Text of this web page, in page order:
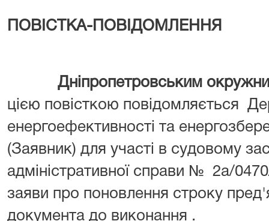
ПОВІСТКА-ПОВІДОМЛЕННЯ
Дніпропетровським окружним
цією повісткою повідомляється
енергоефективності та
(Заявник) для участі в судовому
адміністративної справи № 2а/
заяви про поновлення строку
документа до виконання .